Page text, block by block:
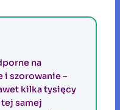
na
i szorowanie –
kilka tysięcy
samej